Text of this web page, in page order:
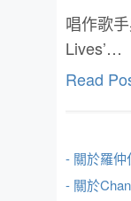
唱作歌
Lives’…
Read
- 關於羅仲
- 關於